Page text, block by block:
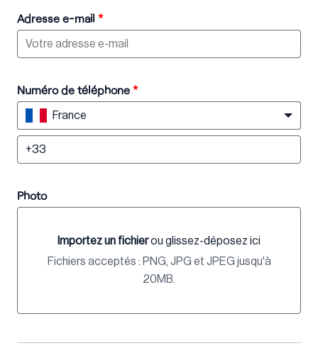
Adresse e-mail *
Numéro de téléphone *
France
Photo
Importez un fichierou glissez-déposez ici
Importez un fichier ou glissez-déposez ici
Fichiers acceptés : PNG, JPG et JPEG jusqu'à
20MB.